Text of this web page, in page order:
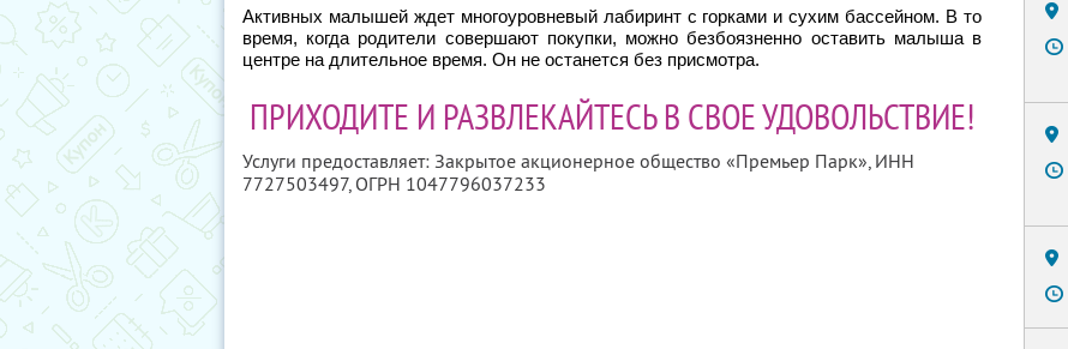
Активных малышей ждет многоуровневый лабиринт с горками и сухим бассейном. В то
время, когда родители совершают покупки, можно безбоязненно оставить малыша в
центре на длительное время. Он не останется без присмотра.
ПРИХОДИТЕ И РАЗВЛЕКАЙТЕСЬ В СВОЕ УДОВОЛЬСТВИЕ!
Услуги предоставляет: Закрытое акционерное общество «Премьер Парк», ИНН
7727503497, ОГРН 1047796037233